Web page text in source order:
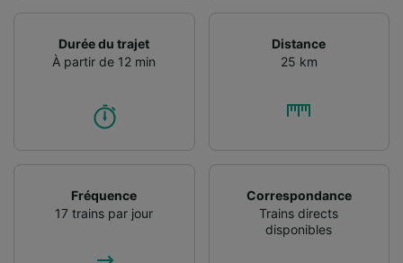
Durée du trajet
À partir de 12 min
Distance
25 km
Fréquence
17 trains par jour
Correspondance
Trains directs
disponibles